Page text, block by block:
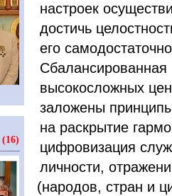
настроек
достичь
его
высокосложных
заложены
на раскрытие
цифровизация
личности,
(народов, стран и
(16)